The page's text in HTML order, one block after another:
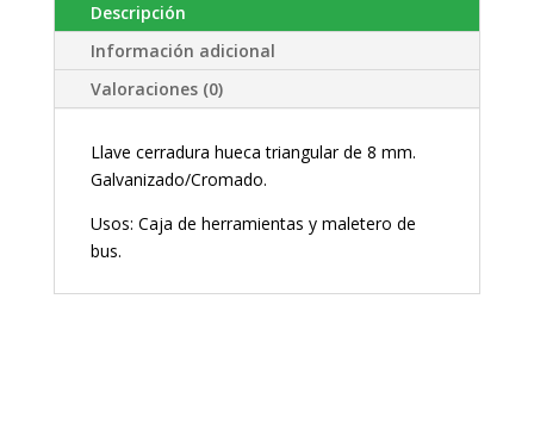
Descripción
Información adicional
Valoraciones (0)
Llave cerradura hueca triangular de 8 mm.
Galvanizado/Cromado.
Usos: Caja de herramientas y maletero de
bus.